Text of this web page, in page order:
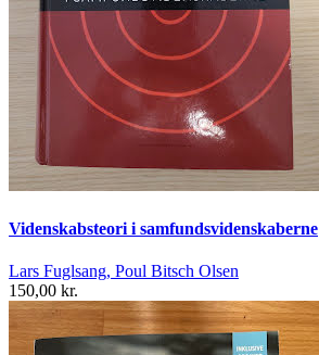
Videnskabsteori i samfundsvidenskaberne
Lars Fuglsang, Poul Bitsch Olsen
150,00 kr.